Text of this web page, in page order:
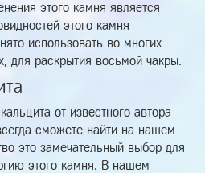
этого камня является
этого камня
использовать во многих
для раскрытия восьмой чакры.
от известного автора
сможете найти на нашем
это замечательный выбор для
этого камня. В нашем